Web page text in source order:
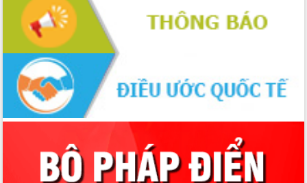
Đắk Lắk thời kỳ 2021-2030, tầm nhìn
đến năm 2050
Phát động chiến dịch 30 ngày đêm
giải phóng mặt bằng Tuyến đường bộ
ven biển
Đắk Lắk nỗ lực thúc đẩy tăng trưởng
kinh tế từ 10% trở lên trong Quý
II/2026
Đắk Lắk ký kết thỏa thuận hợp tác về
chuyển đổi số giai đoạn 2026 – 2030
với Tập đoàn Bưu chính Viễn thông